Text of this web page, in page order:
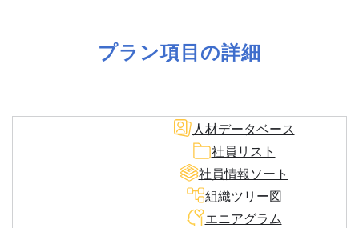
プラン項目の詳細
人材データベース
社員リスト
社員情報ソート
組織ツリー図
エニアグラム